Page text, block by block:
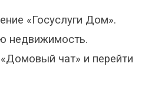
«Госуслуги Дом».
недвижимость.
чат» и перейти